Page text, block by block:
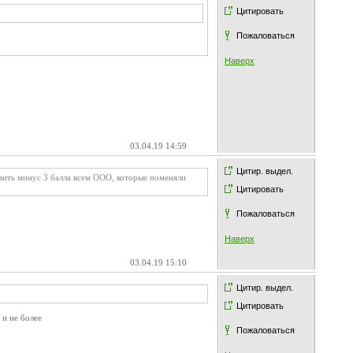
Цитировать
Пожаловаться
Наверх
03.04.19 14:59
Цитир. выдел.
Цитировать
Пожаловаться
Наверх
минус 3 балла всем ООО, которые поменяли
03.04.19 15:10
Цитир. выдел.
Цитировать
Пожаловаться
не более